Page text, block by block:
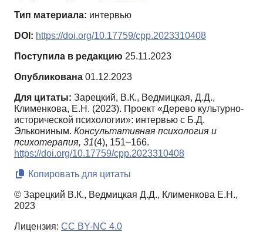
Тип материала: интервью
DOI: https://doi.org/10.17759/cpp.2023310408
Поступила в редакцию 25.11.2023
Опубликована 01.12.2023
Для цитаты: Зарецкий, В.К., Ведмицкая, Д.Д.,
Клименкова, Е.Н. (2023). Проект «Дерево культурно-
исторической психологии»: интервью с Б.Д.
Элькониным. Консультативная психология и
психотерапия, 31(4), 151–166.
https://doi.org/10.17759/cpp.2023310408
Копировать для цитаты
© Зарецкий В.К., Ведмицкая Д.Д., Клименкова Е.Н.,
2023
Лицензия: CC BY-NC 4.0